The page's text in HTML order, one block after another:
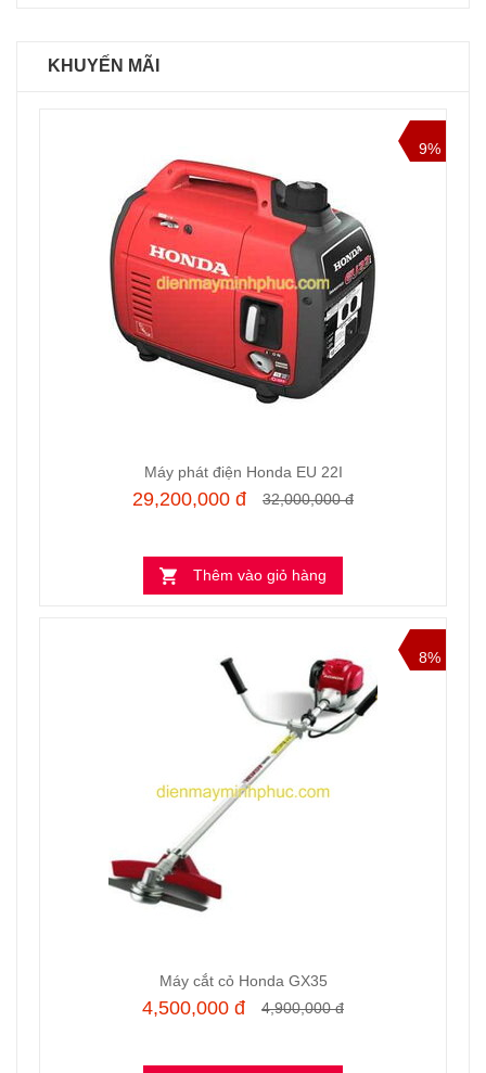
KHUYẾN MÃI
9%
Máy phát điện Honda EU 22I
29,200,000 đ 32,000,000 đ
Thêm vào giỏ hàng
8%
Máy cắt cỏ Honda GX35
4,500,000 đ 4,900,000 đ